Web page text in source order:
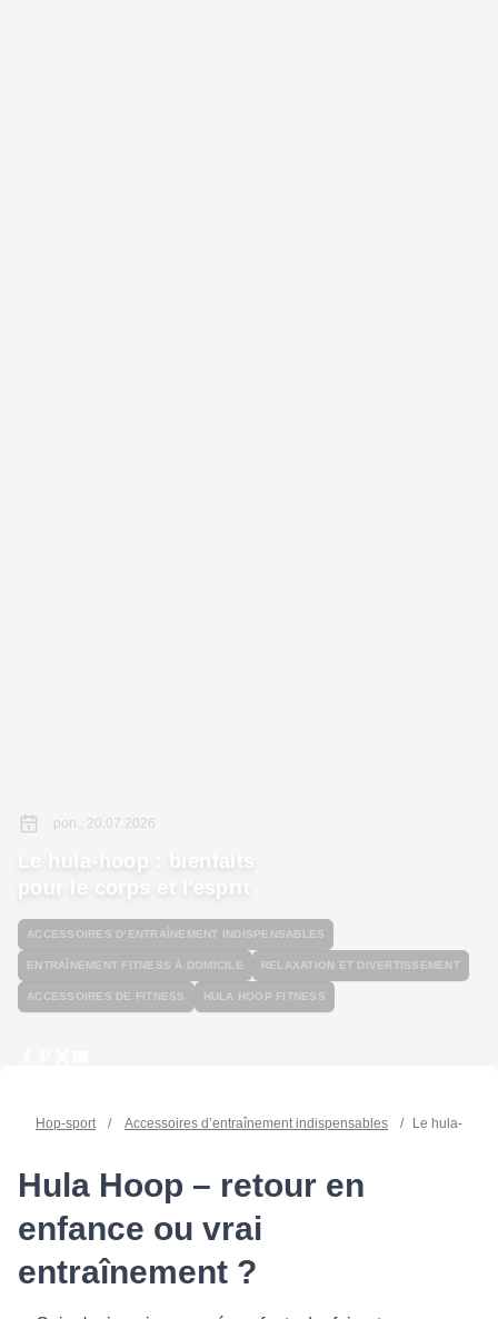
pon., 20.07.2026
Le hula-hoop : bienfaits
pour le corps et l'esprit
ACCESSOIRES D’ENTRAÎNEMENT INDISPENSABLES
ENTRAÎNEMENT FITNESS À DOMICILE RELAXATION ET DIVERTISSEMENT
ACCESSOIRES DE FITNESS HULA HOOP FITNESS
Hop-sport / Accessoires d’entraînement indispensables / Le hula-hoop
Hula Hoop – retour en
enfance ou vrai
entraînement ?